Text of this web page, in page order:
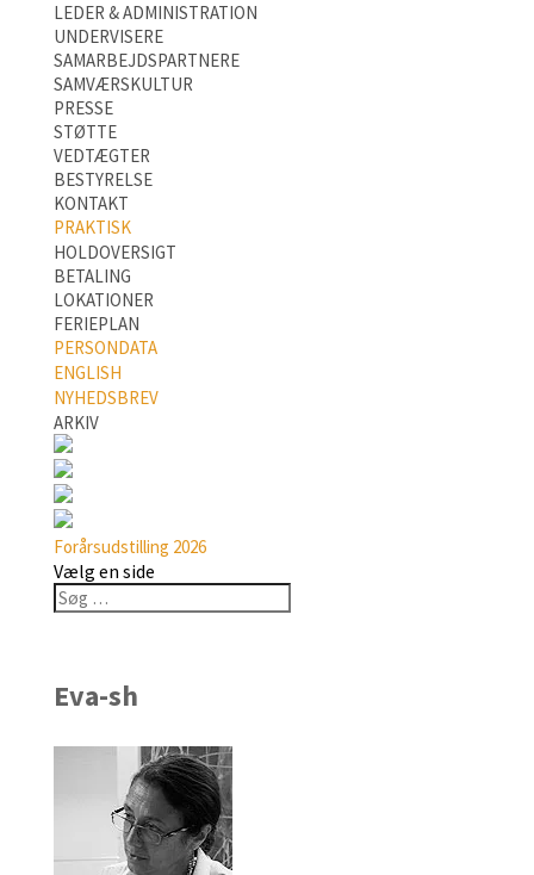
LEDER & ADMINISTRATION
UNDERVISERE
SAMARBEJDSPARTNERE
SAMVÆRSKULTUR
PRESSE
STØTTE
VEDTÆGTER
BESTYRELSE
KONTAKT
PRAKTISK
HOLDOVERSIGT
BETALING
LOKATIONER
FERIEPLAN
PERSONDATA
ENGLISH
NYHEDSBREV
ARKIV
Forårsudstilling 2026
Vælg en side
Eva-sh